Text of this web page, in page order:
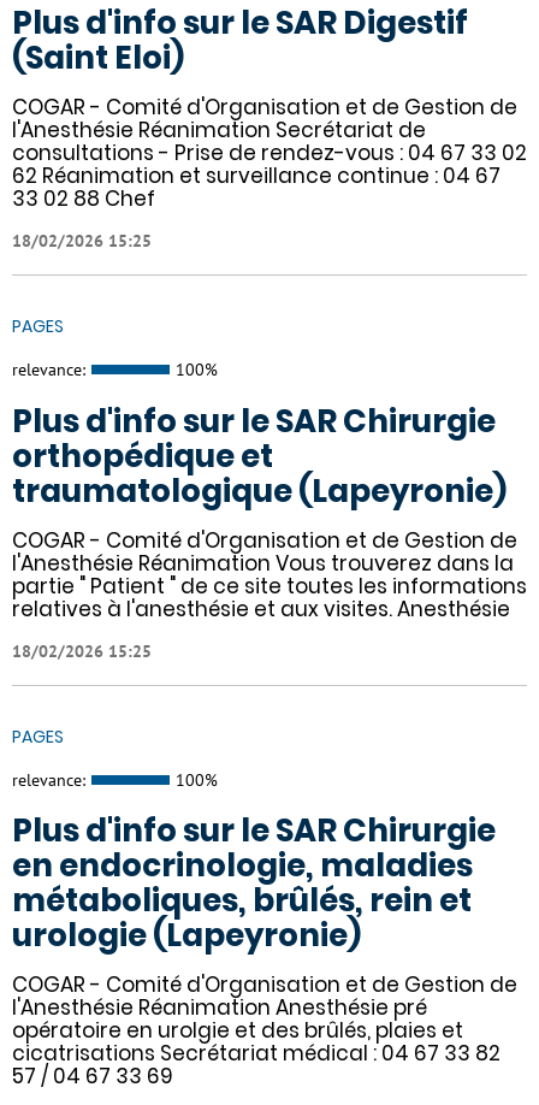
Plus d'info sur le SAR Digestif
(Saint Eloi)
COGAR - Comité d'Organisation et de Gestion de
l'Anesthésie Réanimation Secrétariat de
consultations - Prise de rendez-vous : 04 67 33 02
62 Réanimation et surveillance continue : 04 67
33 02 88 Chef
18/02/2026 15:25
PAGES
relevance: 100%
Plus d'info sur le SAR Chirurgie
orthopédique et
traumatologique (Lapeyronie)
COGAR - Comité d'Organisation et de Gestion de
l'Anesthésie Réanimation Vous trouverez dans la
partie " Patient " de ce site toutes les informations
relatives à l'anesthésie et aux visites. Anesthésie
18/02/2026 15:25
PAGES
relevance: 100%
Plus d'info sur le SAR Chirurgie
en endocrinologie, maladies
métaboliques, brûlés, rein et
urologie (Lapeyronie)
COGAR - Comité d'Organisation et de Gestion de
l'Anesthésie Réanimation Anesthésie pré
opératoire en urolgie et des brûlés, plaies et
cicatrisations Secrétariat médical : 04 67 33 82
57 / 04 67 33 69